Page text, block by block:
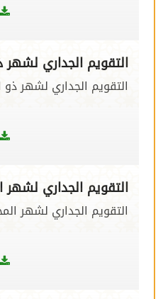
التقويم الجداري لشهر ذو
التقويم الجداري لشهر ذو
التقويم الجداري لشهر
التقويم الجداري لشهر المحرم